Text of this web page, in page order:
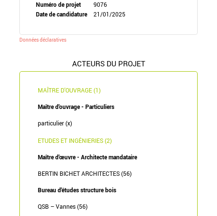
Numéro de projet
9076
Date de candidature
21/01/2025
Données déclaratives
ACTEURS DU PROJET
MAÎTRE D'OUVRAGE (1)
Maître d'ouvrage - Particuliers
particulier (x)
ETUDES ET INGÉNIERIES (2)
Maître d'œuvre - Architecte mandataire
BERTIN BICHET ARCHITECTES (56)
Bureau d'études structure bois
QSB – Vannes (56)